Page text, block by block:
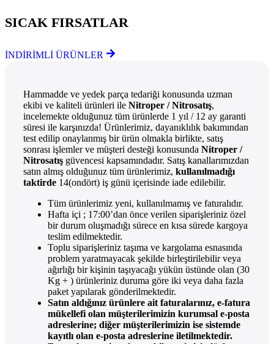
SICAK FIRSATLAR
İNDİRİMLİ ÜRÜNLER
Hammadde ve yedek parça tedariği konusunda uzman
ekibi ve kaliteli ürünleri ile Nitroper / Nitrosatış,
incelemekte olduğunuz tüm ürünlerde 1 yıl / 12 ay garanti
süresi ile karşınızda! Ürünlerimiz, dayanıklılık bakımından
test edilip onaylanmış bir ürün olmakla birlikte, satış
sonrası işlemler ve müşteri desteği konusunda Nitroper /
Nitrosatış güvencesi kapsamındadır. Satış kanallarımızdan
satın almış olduğunuz tüm ürünlerimiz, kullanılmadığı
taktirde 14(ondört) iş günü içerisinde iade edilebilir.
Tüm ürünlerimiz yeni, kullanılmamış ve faturalıdır.
Hafta içi ; 17:00’dan önce verilen siparişleriniz özel
bir durum oluşmadığı sürece en kısa sürede kargoya
teslim edilmektedir.
Toplu siparişleriniz taşıma ve kargolama esnasında
problem yaratmayacak şekilde birleştirilebilir veya
ağırlığı bir kişinin taşıyacağı yükün üstünde olan (30
Kg + ) ürünleriniz duruma göre iki veya daha fazla
paket yapılarak gönderilmektedir.
Satın aldığınız ürünlere ait faturalarınız, e-fatura
mükellefi olan müşterilerimizin kurumsal e-posta
adreslerine; diğer müşterilerimizin ise sistemde
kayıtlı olan e-posta adreslerine iletilmektedir.